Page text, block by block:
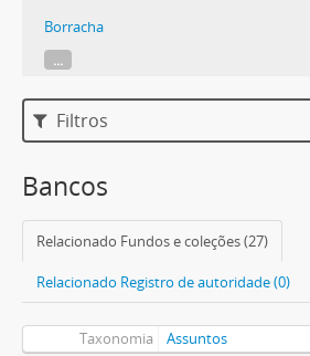
Borracha
...
Filtros
Bancos
Relacionado Fundos e coleções (27)
Relacionado Registro de autoridade (0)
Taxonomia Assuntos